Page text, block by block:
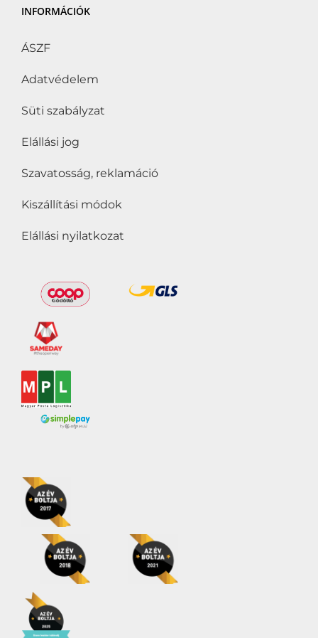
INFORMÁCIÓK
ÁSZF
Adatvédelem
Süti szabályzat
Elállási jog
Szavatosság, reklamáció
Kiszállítási módok
Elállási nyilatkozat